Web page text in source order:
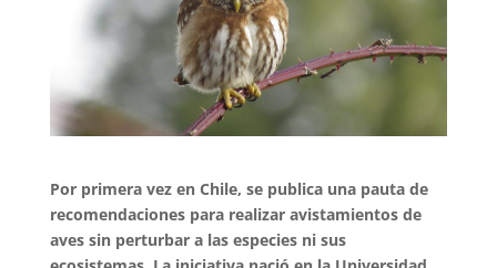
Por primera vez en Chile, se publica una pauta de
recomendaciones para realizar avistamientos de
aves sin perturbar a las especies ni sus